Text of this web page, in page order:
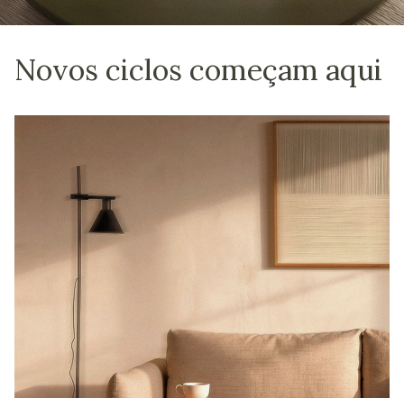
Novos ciclos começam aqui